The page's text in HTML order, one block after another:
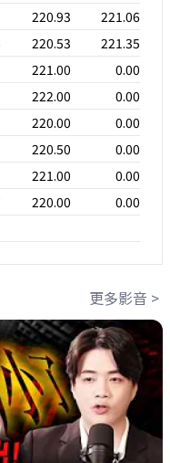
220.93
221.06
220.53
221.35
221.00
0.00
222.00
0.00
220.00
0.00
220.50
0.00
221.00
0.00
220.00
0.00
更多影音 >